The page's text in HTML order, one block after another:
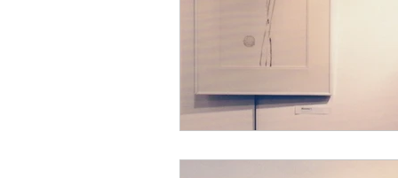
Изложби 2012
Изложби 2008